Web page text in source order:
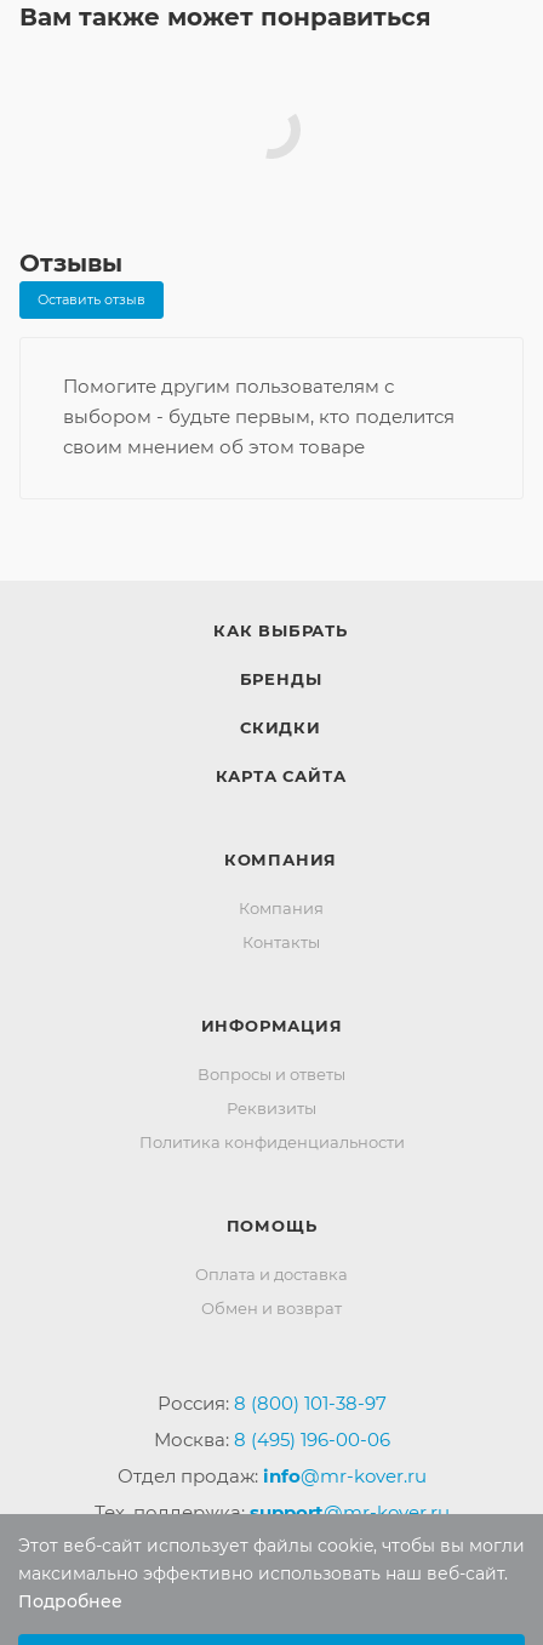
Вам также может понравиться
Отзывы
Оставить отзыв
Помогите другим пользователям с
выбором - будьте первым, кто поделится
своим мнением об этом товаре
КАК ВЫБРАТЬ
БРЕНДЫ
СКИДКИ
КАРТА САЙТА
КОМПАНИЯ
Компания
Контакты
ИНФОРМАЦИЯ
Вопросы и ответы
Реквизиты
Политика конфиденциальности
ПОМОЩЬ
Оплата и доставка
Обмен и возврат
Россия: 8 (800) 101-38-97
Москва: 8 (495) 196-00-06
Отдел продаж: info@mr-kover.ru
Тех. поддержка:support@mr-kover.ru
Этот веб-сайт использует файлы cookie, чтобы вы могли
максимально эффективно использовать наш веб-сайт.
Подробнее